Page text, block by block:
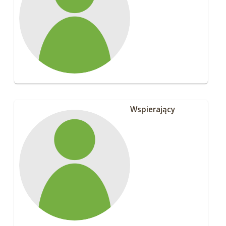
Wspierający